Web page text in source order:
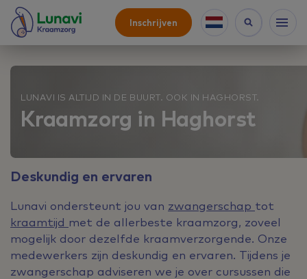
Inschrijven
LUNAVI IS ALTIJD IN DE BUURT. OOK IN HAGHORST.
Kraamzorg in Haghorst
Deskundig en ervaren
Lunavi ondersteunt jou van zwangerschap tot
kraamtijd met de allerbeste kraamzorg, zoveel
mogelijk door dezelfde kraamverzorgende. Onze
medewerkers zijn deskundig en ervaren. Tijdens je
zwangerschap adviseren we je over cursussen die